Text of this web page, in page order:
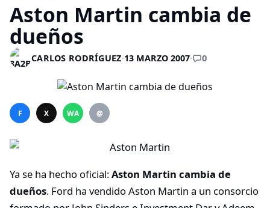
Aston Martin cambia de
dueños
CARLOS RODRÍGUEZ·13 MARZO 2007· 0
F X WA @
Ya se ha hecho oficial:Aston Martin cambia de
dueños. Ford ha vendido Aston Martin a un consorcio